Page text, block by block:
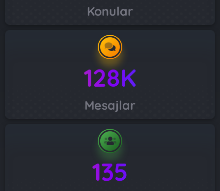
Konular
128K
Mesajlar
135